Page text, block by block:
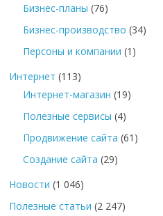
Бизнес-планы (76)
Бизнес-производство (34)
Персоны и компании (1)
Интернет (113)
Интернет-магазин (19)
Полезные сервисы (4)
Продвижение сайта (61)
Создание сайта (29)
Новости (1 046)
Полезные статьи (2 247)